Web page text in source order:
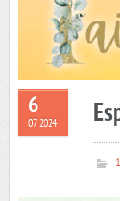
6
07 2024